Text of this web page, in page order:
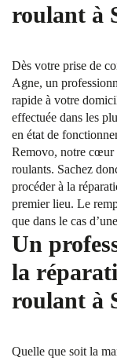
roulant à
Dès votre prise de
Agne, un
rapide à votre
effectuée dans les
en état de
Removo, notre cœur
roulants. Sachez
procéder à la
premier lieu. Le
que dans le cas
Un
la
roulant à
Quelle que soit la